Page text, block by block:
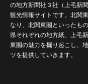
の地方新聞社３社（上毛新
観光情報サイトです。北関
なり、北関東圏といったも
県それぞれの地方紙、上毛
東圏の魅力を掘り起こし、
ツを提供していきます。